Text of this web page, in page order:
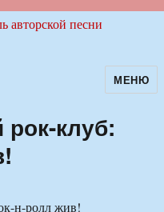
авторскойМЕНЮ
рок-клуб: